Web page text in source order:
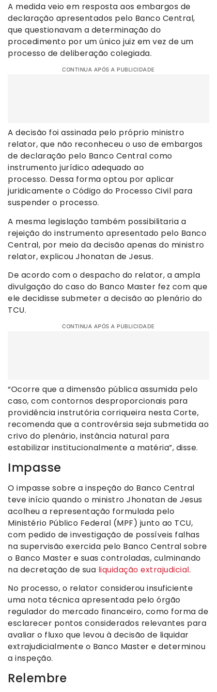
A medida veio em resposta aos embargos de
declaração apresentados pelo Banco Central,
que questionavam a determinação do
procedimento por um único juiz em vez de um
processo de deliberação colegiada.
CONTINUA APÓS A PUBLICIDADE
A decisão foi assinada pelo próprio ministro
relator, que não reconheceu o uso de embargos
de declaração pelo Banco Central como
instrumento jurídico adequado ao
processo. Dessa forma optou por aplicar
juridicamente o Código do Processo Civil para
suspender o processo.
A mesma legislação também possibilitaria a
rejeição do instrumento apresentado pelo Banco
Central, por meio da decisão apenas do ministro
relator, explicou Jhonatan de Jesus.
De acordo com o despacho do relator, a ampla
divulgação do caso do Banco Master fez com que
ele decidisse submeter a decisão ao plenário do
TCU.
CONTINUA APÓS A PUBLICIDADE
“Ocorre que a dimensão pública assumida pelo
caso, com contornos desproporcionais para
providência instrutória corriqueira nesta Corte,
recomenda que a controvérsia seja submetida ao
crivo do plenário, instância natural para
estabilizar institucionalmente a matéria”, disse.
Impasse
O impasse sobre a inspeção do Banco Central
teve início quando o ministro Jhonatan de Jesus
acolheu a representação formulada pelo
Ministério Público Federal (MPF) junto ao TCU,
com pedido de investigação de possíveis falhas
na supervisão exercida pelo Banco Central sobre
o Banco Master e suas controladas, culminando
na decretação de sua liquidação extrajudicial.
No processo, o relator considerou insuficiente
uma nota técnica apresentada pelo órgão
regulador do mercado financeiro, como forma de
esclarecer pontos considerados relevantes para
avaliar o fluxo que levou à decisão de liquidar
extrajudicialmente o Banco Master e determinou
a inspeção.
Relembre